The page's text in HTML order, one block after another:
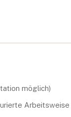
möglich)
Arbeitsweise